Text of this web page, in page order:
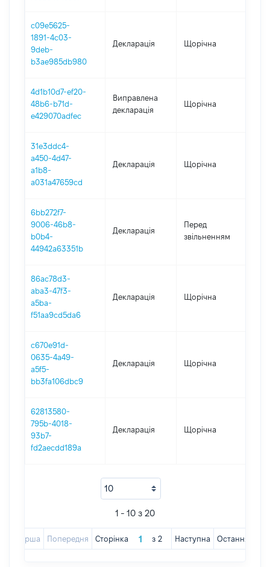
c09e5625-
1891-4c03-
9deb-
b3ae985db980
Декларація Щорічна
4d1b10d7-ef20-
48b6-b71d-
e429070adfec
Виправлена
декларація
Щорічна
31e3ddc4-
a450-4d47-
a1b8-
a031a47659cd
Декларація Щорічна
6bb272f7-
9006-46b8-
b0b4-
44942a63351b
Декларація
Перед
звільненням
86ac78d3-
aba3-47f3-
a5ba-
f51aa9cd5da6
Декларація Щорічна
c670e91d-
0635-4a49-
a5f5-
bb3fa106dbc9
Декларація Щорічна
62813580-
795b-4018-
93b7-
fd2aecdd189a
Декларація Щорічна
1 - 10 з 20
Перша Попередня Сторінка з 2 Наступна Остання